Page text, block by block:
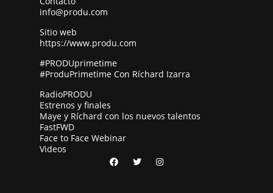
info@produ.com
Sitio web
https://www.produ.com
#PRODUprimetime
#ProduPrimetime Con Ríchard Izarra
RadioPRODU
Estrenos y finales
Maye y Ríchard con los nuevos talentos
FastFWD
Face to Face Webinar
Videos